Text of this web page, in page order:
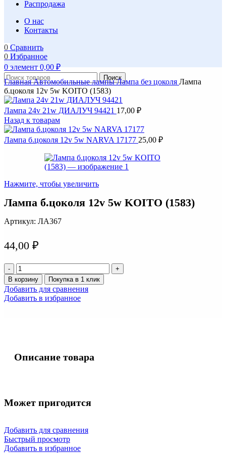
Распродажа
О нас
Контакты
0 Сравнить
0 Избранное
0элемент 0,00₽
Поиск
ГлавнаяАвтомобильные лампыЛампа без цоколя Лампа
б.цоколя 12v 5w KOITO (1583)
Лампа 24v 21w ДИАЛУЧ 94421 17,00 ₽
Назад к товарам
Лампа б.цоколя 12v 5w NARVA 17177 25,00 ₽
Нажмите, чтобы увеличить
Лампа б.цоколя 12v 5w KOITO (1583)
Артикул: ЛА367
44,00 ₽
Количество
товара
Лампа
б.цоколя
12v
В корзину Покупка в 1 клик
Добавить для сравнения
Добавить в избранное
Описание товара
Может пригодится
Добавить для сравнения
Быстрый просмотр
Добавить в избранное